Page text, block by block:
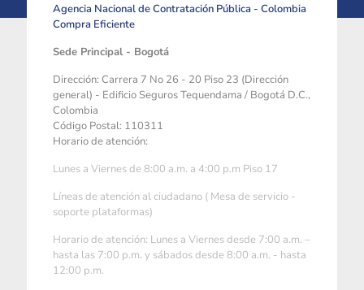
Agencia Nacional de Contratación Pública - Colombia
Compra Eficiente
Sede Principal - Bogotá
Dirección: Carrera 7 No 26 - 20 Piso 23 (Dirección
general) - Edificio Seguros Tequendama / Bogotá D.C.,
Colombia
Código Postal: 110311
Horario de atención:
Lunes a Viernes de 8:00 a.m. a 4:00 p.m Piso 17
Líneas de atención al ciudadano ( Mesa de servicio -
soporte plataformas)
Horario de atención: Lunes a Viernes desde 7:00 a.m. –
hasta las 7:00 p.m. y sábados desde 8:00 a.m. - hasta
12:00 p.m.